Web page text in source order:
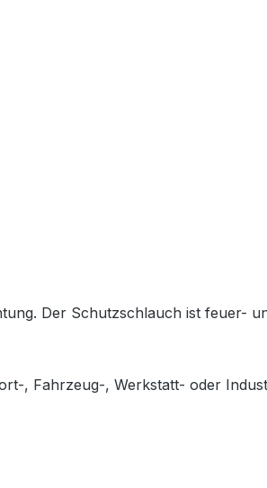
Der Schutzschlauch ist feuer-
, Fahrzeug-, Werkstatt- oder